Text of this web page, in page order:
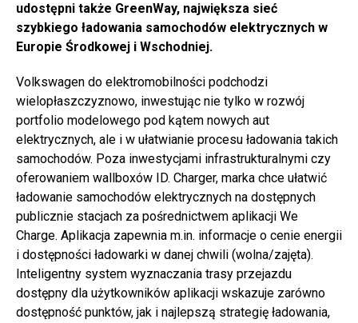
udostępni także GreenWay, największa sieć
szybkiego ładowania samochodów elektrycznych w
Europie Środkowej i Wschodniej.
Volkswagen do elektromobilności podchodzi
wielopłaszczyznowo, inwestując nie tylko w rozwój
portfolio modelowego pod kątem nowych aut
elektrycznych, ale i w ułatwianie procesu ładowania takich
samochodów. Poza inwestycjami infrastrukturalnymi czy
oferowaniem wallboxów ID. Charger, marka chce ułatwić
ładowanie samochodów elektrycznych na dostępnych
publicznie stacjach za pośrednictwem aplikacji We
Charge. Aplikacja zapewnia m.in. informacje o cenie energii
i dostępności ładowarki w danej chwili (wolna/zajęta).
Inteligentny system wyznaczania trasy przejazdu
dostępny dla użytkowników aplikacji wskazuje zarówno
dostępność punktów, jak i najlepszą strategię ładowania,